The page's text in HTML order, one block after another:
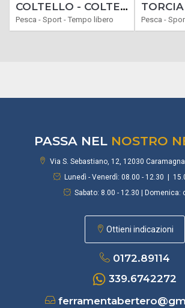
COLTELLO - COLTELLI SERRAMANICO CACCIA MODELLO PICCHIO
Pesca - Sport - Tempo libero Pesca -
PASSA NEL NOSTRO
Via S. Sebastiano, 12, 12030
Lunedì - Venerdì: 08.00 - 12.30 |
Sabato: 8.00 - 12.30 | Domenica:
Ottieni indicazioni
0172.89114
339.6742272